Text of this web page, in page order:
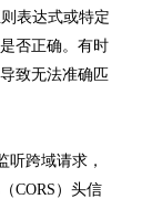
表达式或特定
否正确。有时
致无法准确匹
听跨域请求，
CORS）头信